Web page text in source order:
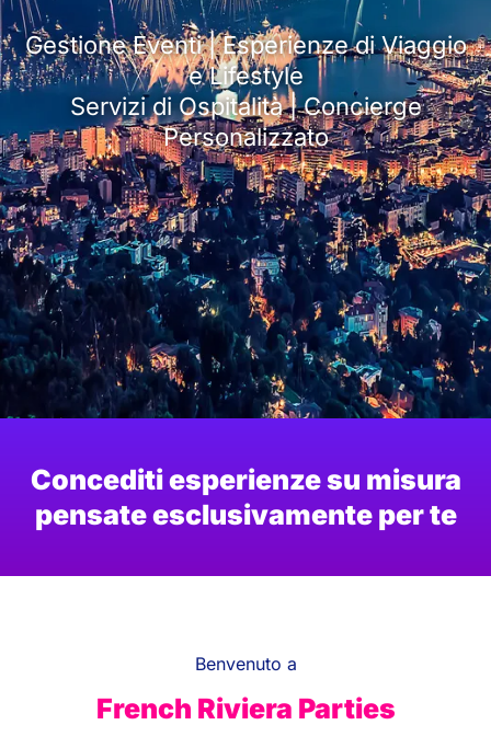
Gestione Eventi | Esperienze di Viaggio
e Lifestyle
Servizi di Ospitalità | Concierge
Personalizzato
Concediti esperienze su misura
pensate esclusivamente per te
Benvenuto a
French Riviera Parties